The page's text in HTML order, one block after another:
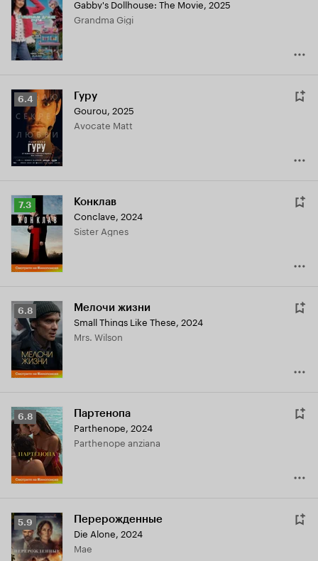
Gabby's Dollhouse: The Movie, 2025
Grandma Gigi
Рейтинг
Кинопоиска
6.4
6.4 Гуру
Gourou, 2025
Avocate Matt
Рейтинг
Кинопоиска
7.3
7.3 Конклав
Conclave, 2024
Sister Agnes
Рейтинг
Кинопоиска
6.8
6.8 Мелочи жизни
Small Things Like These, 2024
Mrs. Wilson
Рейтинг
Кинопоиска
6.8
6.8 Партенопа
Parthenope, 2024
Parthenope anziana
Рейтинг
Кинопоиска
5.9
5.9 Перерожденные
Die Alone, 2024
Mae